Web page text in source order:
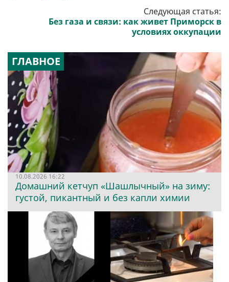
Следующая статья:
Без газа и связи: как живет Приморск в
условиях оккупации
ГЛАВНОЕ
10.08.2026 16:22
Домашний кетчуп «Шашлычный» на зиму:
густой, пикантный и без капли химии